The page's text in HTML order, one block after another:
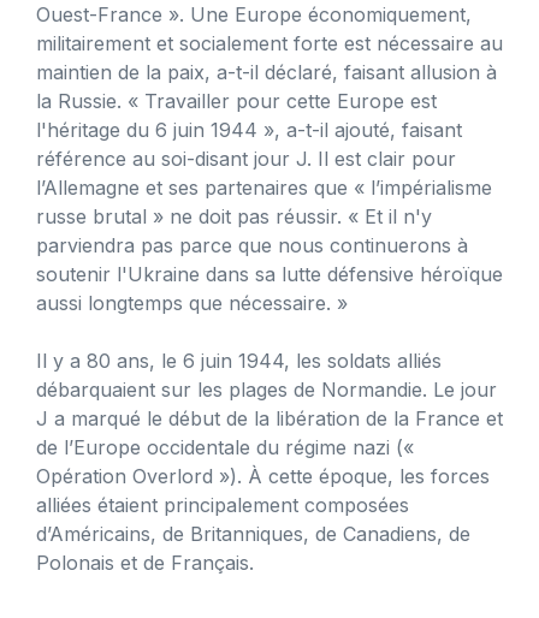
Ouest-France ». Une Europe économiquement,
militairement et socialement forte est nécessaire au
maintien de la paix, a-t-il déclaré, faisant allusion à
la Russie. « Travailler pour cette Europe est
l'héritage du 6 juin 1944 », a-t-il ajouté, faisant
référence au soi-disant jour J. Il est clair pour
l’Allemagne et ses partenaires que « l’impérialisme
russe brutal » ne doit pas réussir. « Et il n'y
parviendra pas parce que nous continuerons à
soutenir l'Ukraine dans sa lutte défensive héroïque
aussi longtemps que nécessaire. »
Il y a 80 ans, le 6 juin 1944, les soldats alliés
débarquaient sur les plages de Normandie. Le jour
J a marqué le début de la libération de la France et
de l’Europe occidentale du régime nazi («
Opération Overlord »). À cette époque, les forces
alliées étaient principalement composées
d’Américains, de Britanniques, de Canadiens, de
Polonais et de Français.